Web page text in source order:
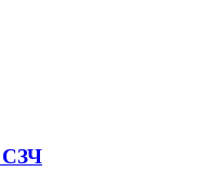
СЗЧ